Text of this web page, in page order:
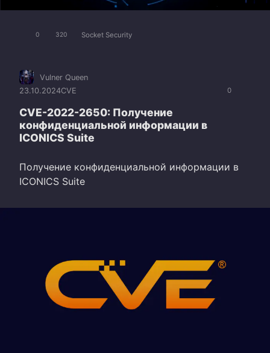
0 320 Socket Security
0
Vulner Queen
23.10.2024CVE
CVE-2022-2650: Получение
конфиденциальной информации в
ICONICS Suite
Получение конфиденциальной информации в
ICONICS Suite